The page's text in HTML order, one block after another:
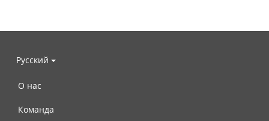
Русский
О нас
Команда